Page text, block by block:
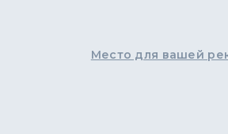
Место для вашей